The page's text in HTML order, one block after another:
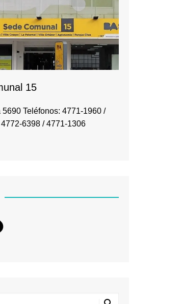
15
5690 Teléfonos: 4771-1960 /
6398 / 4771-1306